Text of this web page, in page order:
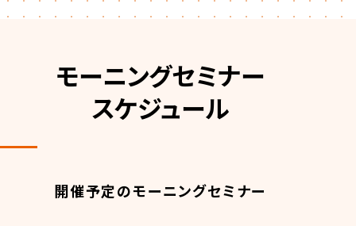
モーニングセミナー
スケジュール
開催予定のモーニングセミナー